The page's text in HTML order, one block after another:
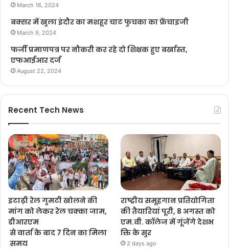
March 16, 2024
बक्सर में खुला इंदौर का मशहूर चाट फुचका का फ्रेंचाइजी
March 9, 2024
फर्जी प्रमाणपत्र पर नौकरी कर रहे दो शिक्षक हुए बर्खास्त,
एफआईआर दर्ज
August 22, 2024
Recent Tech News
इटाढ़ी रेल गुमटी खोलने की
मांग को लेकर रेल चक्का जाम,
डीआरएम
से वार्ता के बाद 7 दिन का मिला
समय
राष्ट्रीय समूहगान प्रतियोगिता
की तैयारियां पूरी, 8 अगस्त को
एम.वी. कॉलेज में गूंजेंगे देशभ
क्ति के सुर
2 days ago